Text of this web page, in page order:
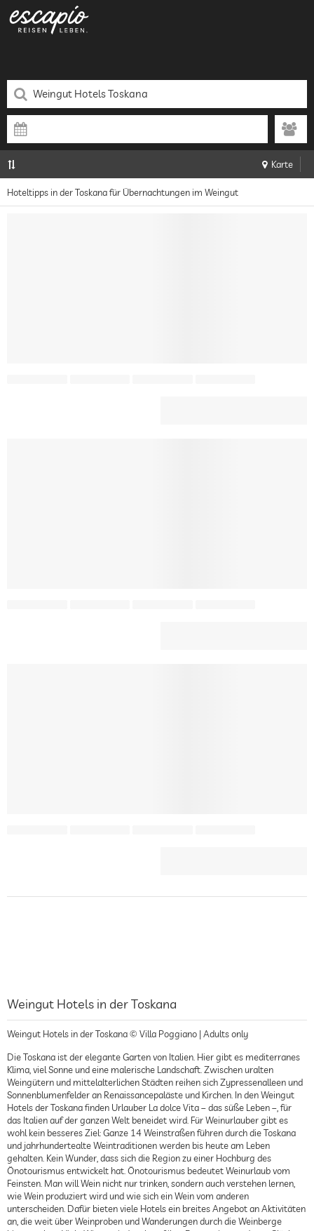
Karte
Hoteltipps in der Toskana für Übernachtungen im Weingut
Weingut Hotels in der Toskana
Weingut Hotels in der Toskana © Villa Poggiano | Adults only
Die Toskana ist der elegante Garten von Italien. Hier gibt es mediterranes
Klima, viel Sonne und eine malerische Landschaft. Zwischen uralten
Weingütern und mittelalterlichen Städten reihen sich Zypressenalleen und
Sonnenblumenfelder an Renaissancepaläste und Kirchen. In den Weingut
Hotels der Toskana finden Urlauber La dolce Vita – das süße Leben –, für
das Italien auf der ganzen Welt beneidet wird. Für Weinurlauber gibt es
wohl kein besseres Ziel: Ganze 14 Weinstraßen führen durch die Toskana
und jahrhundertealte Weintraditionen werden bis heute am Leben
gehalten. Kein Wunder, dass sich die Region zu einer Hochburg des
Önotourismus entwickelt hat. Önotourismus bedeutet Weinurlaub vom
Feinsten. Man will Wein nicht nur trinken, sondern auch verstehen lernen,
wie Wein produziert wird und wie sich ein Wein vom anderen
unterscheiden. Dafür bieten viele Hotels ein breites Angebot an Aktivitäten
an, die weit über Weinproben und Wanderungen durch die Weinberge